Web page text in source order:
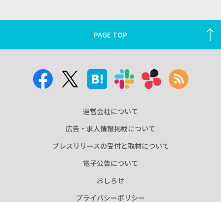
PAGE TOP
運営会社について
広告・求人情報掲載について
プレスリリースの受付と取材について
電子公告について
おしらせ
プライバシーポリシー